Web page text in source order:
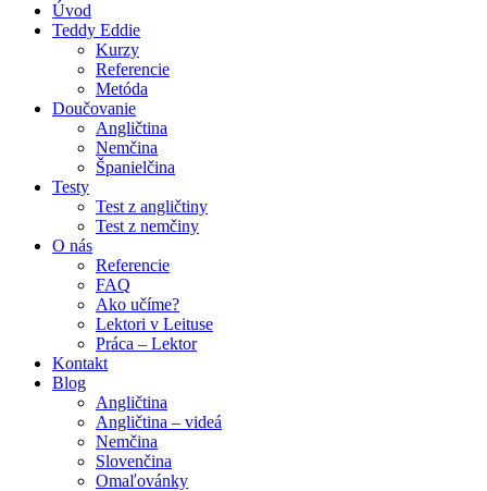
Úvod
Teddy Eddie
Kurzy
Referencie
Metóda
Doučovanie
Angličtina
Nemčina
Španielčina
Testy
Test z angličtiny
Test z nemčiny
O nás
Referencie
FAQ
Ako učíme?
Lektori v Leituse
Práca – Lektor
Kontakt
Blog
Angličtina
Angličtina – videá
Nemčina
Slovenčina
Omaľovánky